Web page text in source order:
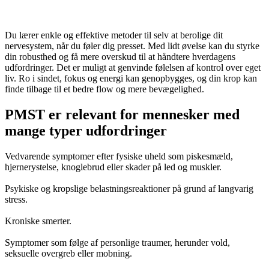
Du lærer enkle og effektive metoder til selv at berolige dit
nervesystem, når du føler dig presset. Med lidt øvelse kan du styrke
din robusthed og få mere overskud til at håndtere hverdagens
udfordringer. Det er muligt at genvinde følelsen af kontrol over eget
liv. Ro i sindet, fokus og energi kan genopbygges, og din krop kan
finde tilbage til et bedre flow og mere bevægelighed.
PMST er relevant for mennesker med
mange typer udfordringer
Vedvarende symptomer efter fysiske uheld som piskesmæld,
hjernerystelse, knoglebrud eller skader på led og muskler.
Psykiske og kropslige belastningsreaktioner på grund af langvarig
stress.
Kroniske smerter.
Symptomer som følge af personlige traumer, herunder vold,
seksuelle overgreb eller mobning.